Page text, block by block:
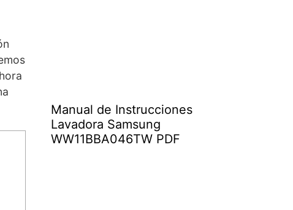
Manual de Instrucciones
Lavadora Samsung
WW11BBA046TW PDF